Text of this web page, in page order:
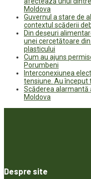
Moldova
Guvernul a stare de
contextul scăderii
Din deșeuri
unei cercetătoare
plasticului
Cum au ajuns
Porumbeni
Interconexiunea
tensiune. Au început
Scăderea alarmantă
Moldova
Despre site